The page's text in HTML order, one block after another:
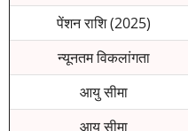
पेंशन राशि (2025)
न्यूनतम विकलांगता
आयु सीमा
आय सीमा